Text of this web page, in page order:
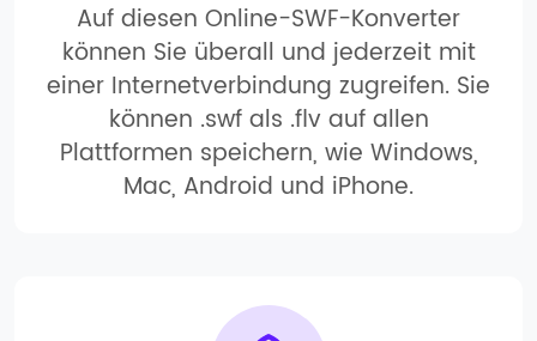
Auf diesen Online-SWF-Konverter
können Sie überall und jederzeit mit
einer Internetverbindung zugreifen. Sie
können .swf als .flv auf allen
Plattformen speichern, wie Windows,
Mac, Android und iPhone.